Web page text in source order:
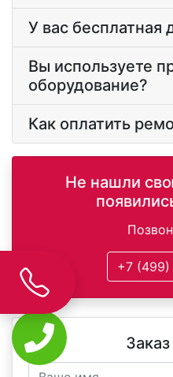
У вас бесплатная
Вы используете
оборудование?
Как оплатить
Не нашли
+7 (499)